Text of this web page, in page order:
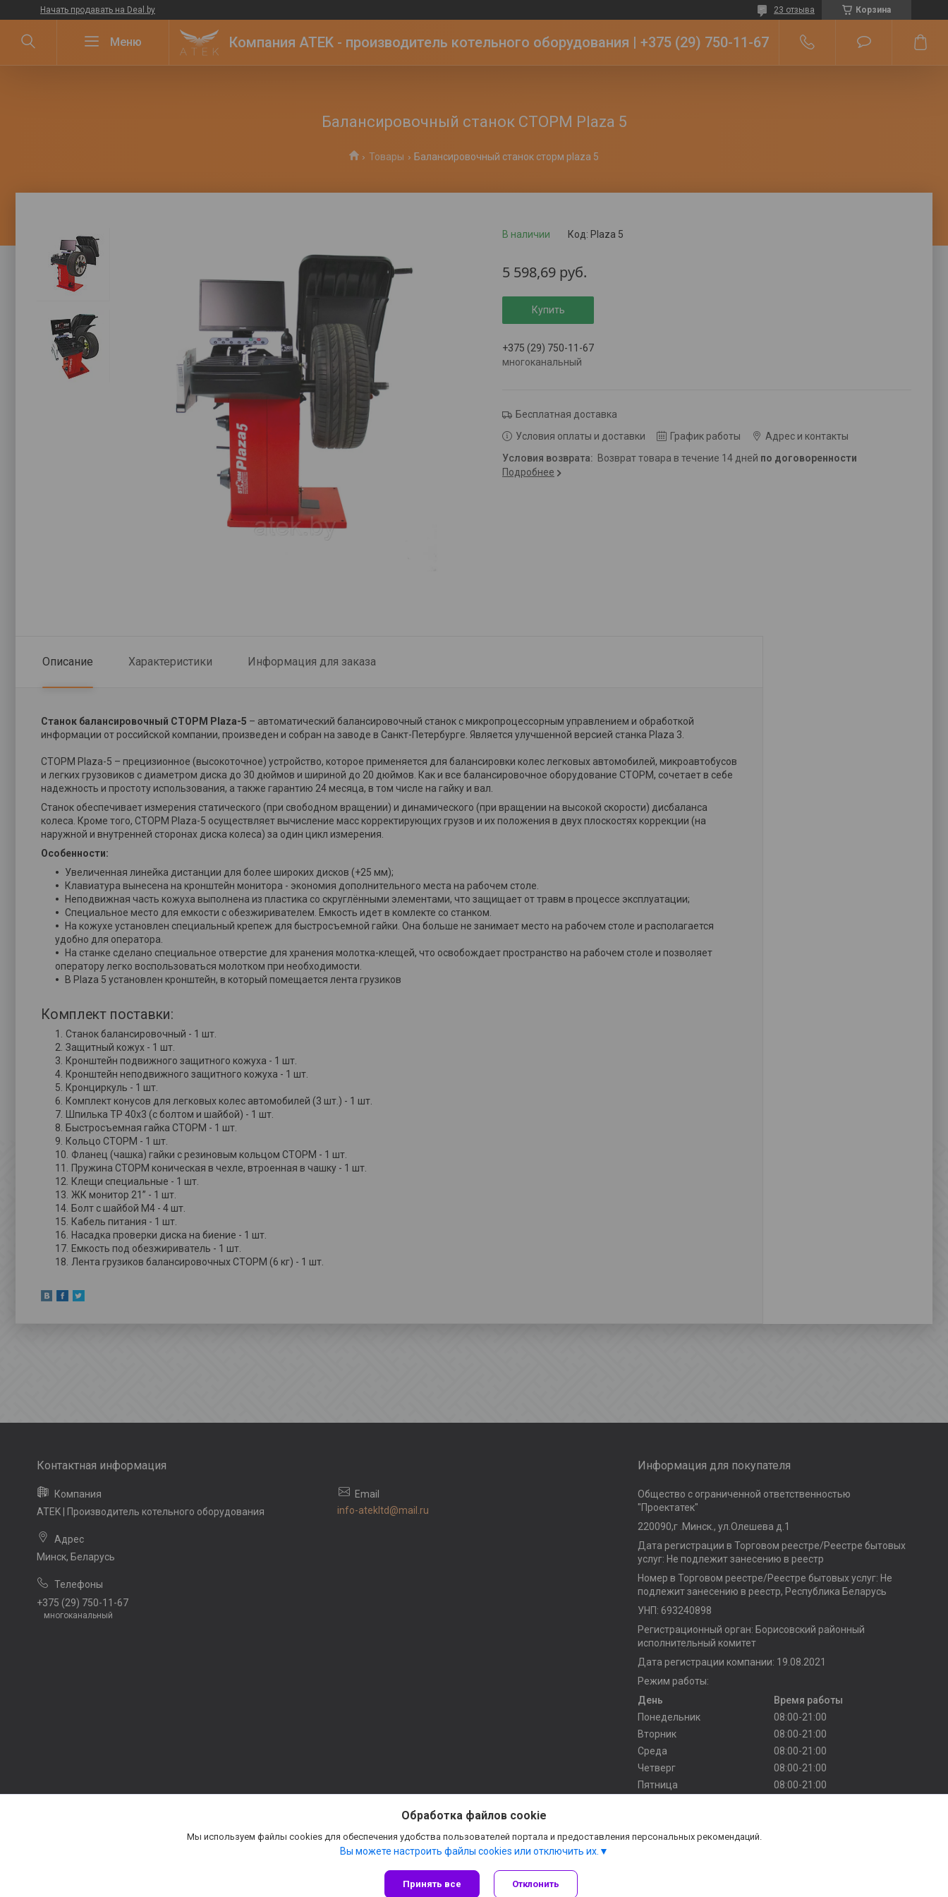
Начать продавать на Deal.by Корзина
23 отзыва
Компания ATEK - производитель котельного оборудования | +375 (29) 750-11-67
Балансировочный станок СТОРМ Plaza 5
Товары Балансировочный станок сторм plaza 5
В наличии Код: Plaza 5
5 598,69 руб.
Купить
+375 (29) 750-11-67
многоканальный
Бесплатная доставка
Условия оплаты и доставки
График работы
Адрес и контакты
возврат товара в течение 14 дней по договоренности
Подробнее
Описание Характеристики Информация для заказа
Станок балансировочный СТОРМ Plaza-5 – автоматический балансировочный станок с микропроцессорным управлением и обработкой
информации от российской компании, произведен и собран на заводе в Санкт-Петербурге. Является улучшенной версией станка Plaza 3.
СТОРМ Plaza-5 – прецизионное (высокоточное) устройство, которое применяется для балансировки колес легковых автомобилей, микроавтобусов
и легких грузовиков с диаметром диска до 30 дюймов и шириной до 20 дюймов. Как и все балансировочное оборудование СТОРМ, сочетает в себе
надежность и простоту использования, а также гарантию 24 месяца, в том числе на гайку и вал.
Станок обеспечивает измерения статического (при свободном вращении) и динамического (при вращении на высокой скорости) дисбаланса
колеса. Кроме того, СТОРМ Plaza-5 осуществляет вычисление масс корректирующих грузов и их положения в двух плоскостях коррекции (на
наружной и внутренней сторонах диска колеса) за один цикл измерения.
Особенности:
Увеличенная линейка дистанции для более широких дисков (+25 мм);
Клавиатура вынесена на кронштейн монитора - экономия дополнительного места на рабочем столе.
Неподвижная часть кожуха выполнена из пластика со скруглёнными элементами, что защищает от травм в процессе эксплуатации;
Специальное место для емкости с обезжиривателем. Емкость идет в комлекте со станком.
На кожухе установлен специальный крепеж для быстросъемной гайки. Она больше не занимает место на рабочем столе и располагается
удобно для оператора.
На станке сделано специальное отверстие для хранения молотка-клещей, что освобождает пространство на рабочем столе и позволяет
оператору легко воспользоваться молотком при необходимости.
В Plaza 5 установлен кронштейн, в который помещается лента грузиков
Комплект поставки:
Станок балансировочный - 1 шт.
Защитный кожух - 1 шт.
Кронштейн подвижного защитного кожуха - 1 шт.
Кронштейн неподвижного защитного кожуха - 1 шт.
Кронциркуль - 1 шт.
Комплект конусов для легковых колес автомобилей (3 шт.) - 1 шт.
Шпилька ТР 40х3 (с болтом и шайбой) - 1 шт.
Быстросъемная гайка СТОРМ - 1 шт.
Кольцо СТОРМ - 1 шт.
Фланец (чашка) гайки с резиновым кольцом СТОРМ - 1 шт.
Пружина СТОРМ коническая в чехле, втроенная в чашку - 1 шт.
Клещи специальные - 1 шт.
ЖК монитор 21” - 1 шт.
Болт с шайбой М4 - 4 шт.
Кабель питания - 1 шт.
Насадка проверки диска на биение - 1 шт.
Емкость под обезжириватель - 1 шт.
Лента грузиков балансировочных СТОРМ (6 кг) - 1 шт.
ATEK | Производитель котельного оборудования
Минск, Беларусь
+375 (29) 750-11-67
многоканальный
info-atekltd@mail.ru
Информация для покупателя
Общество с ограниченной ответственностью
"Проектатек"
220090,г .Минск., ул.Олешева д.1
Дата регистрации в Торговом реестре/Реестре бытовых
услуг: Не подлежит занесению в реестр
Номер в Торговом реестре/Реестре бытовых услуг: Не
подлежит занесению в реестр, Республика Беларусь
УНП: 693240898
Регистрационный орган: Борисовский районный
исполнительный комитет
Дата регистрации компании: 19.08.2021
Режим работы:
День
Время работы
Понедельник
08:00-21:00
Вторник
08:00-21:00
Среда
08:00-21:00
Четверг
08:00-21:00
Пятница
08:00-21:00
Сайт создан на платформе Deal.by
Обработка файлов cookie
Мы используем файлы cookies для обеспечения удобства пользователей портала и предоставления персональных рекомендаций.
Вы можете настроить файлы cookies или отключить их.
Принять все Отклонить